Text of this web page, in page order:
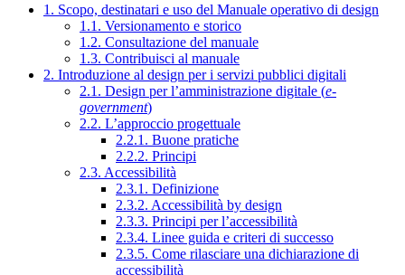
1. Scopo, destinatari e uso del Manuale operativo di design
1.1. Versionamento e storico
1.2. Consultazione del manuale
1.3. Contribuisci al manuale
2. Introduzione al design per i servizi pubblici digitali
2.1. Design per l’amministrazione digitale (e-
government)
2.2. L’approccio progettuale
2.2.1. Buone pratiche
2.2.2. Principi
2.3. Accessibilità
2.3.1. Definizione
2.3.2. Accessibilità by design
2.3.3. Principi per l’accessibilità
2.3.4. Linee guida e criteri di successo
2.3.5. Come rilasciare una dichiarazione di
accessibilità